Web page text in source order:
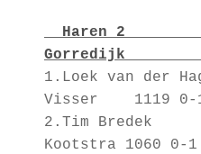
Haren 2
Gorredijk
1.Loek van der
Visser 1119 0-
2.Tim Bredek
Kootstra 1060 0-1